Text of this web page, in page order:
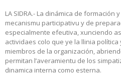
LA SIDRA.- La dinámica de formación
mecanismu participativu y de
especialmente efeutiva, xunciendo
actividaes colo que ye la llinia
miembros de la organización,
permitan l’averamientu de los
dinamica interna como esterna.